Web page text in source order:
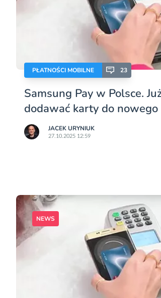
PŁATNOŚCI MOBILNE 23
Samsung Pay w Polsce.
dodawać karty do
JACEK URYNIUK
27.10.2025 12:59
NEWS